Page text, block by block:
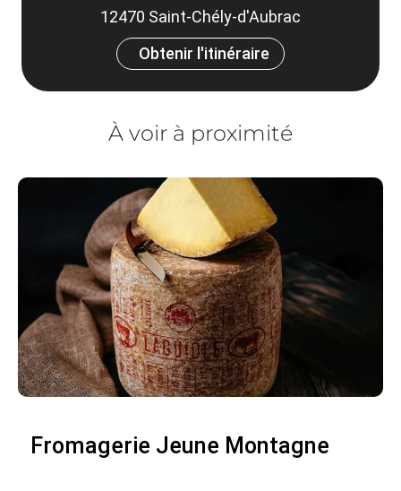
12470 Saint-Chély-d'Aubrac
Obtenir l'itinéraire
À voir à proximité
Fromagerie Jeune Montagne